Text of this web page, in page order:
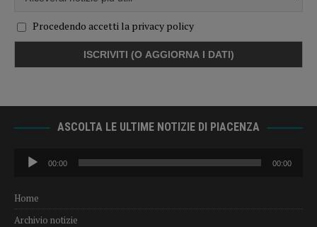
Procedendo accetti la privacy policy
ASCOLTA LE ULTIME NOTIZIE DI PIACENZA
Audio
Player
00:00 00:00
Home
Archivio notizie